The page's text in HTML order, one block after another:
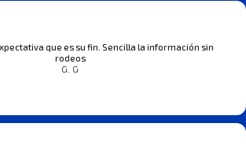
que es su fin. Sencilla la información sin
rodeos
G. G